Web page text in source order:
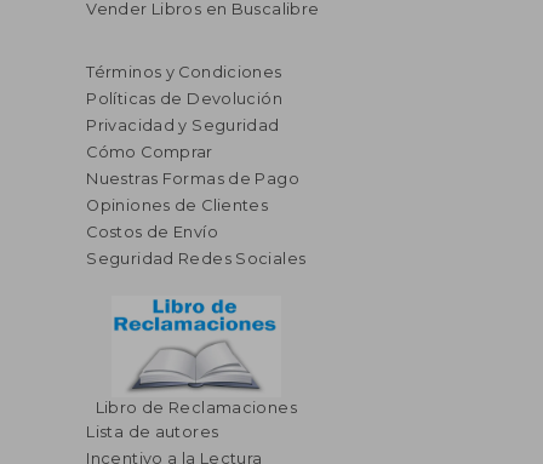
Vender Libros en Buscalibre
Términos y Condiciones
Políticas de Devolución
Privacidad y Seguridad
Cómo Comprar
Nuestras Formas de Pago
Opiniones de Clientes
Costos de Envío
Seguridad Redes Sociales
Libro de Reclamaciones
Lista de autores
Incentivo a la Lectura